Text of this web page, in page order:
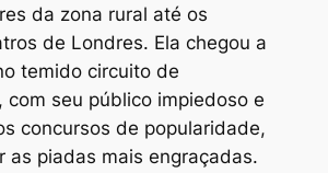
da zona rural até os
de Londres. Ela chegou a
temido circuito de
com seu público impiedoso e
concursos de popularidade,
as piadas mais engraçadas.